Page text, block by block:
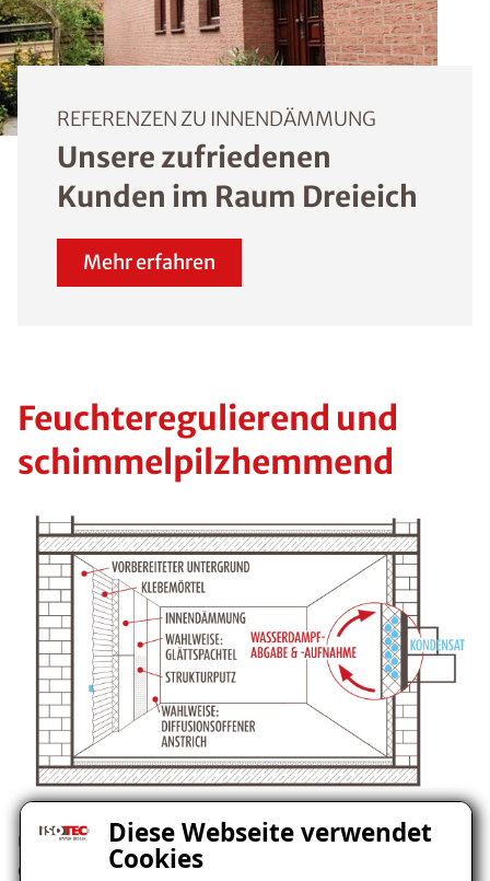
Diese Webseite verwendet
Cookies
REFERENZEN ZU INNENDÄMMUNG
Unsere zufriedenen
Kunden im Raum Dreieich
Mehr erfahren
Feuchteregulierend und
schimmelpilzhemmend
Unsere ISOTEC-Innendämmung benötigt aufgrund
der vorhandenen Kapillarleitfähigkeit keine